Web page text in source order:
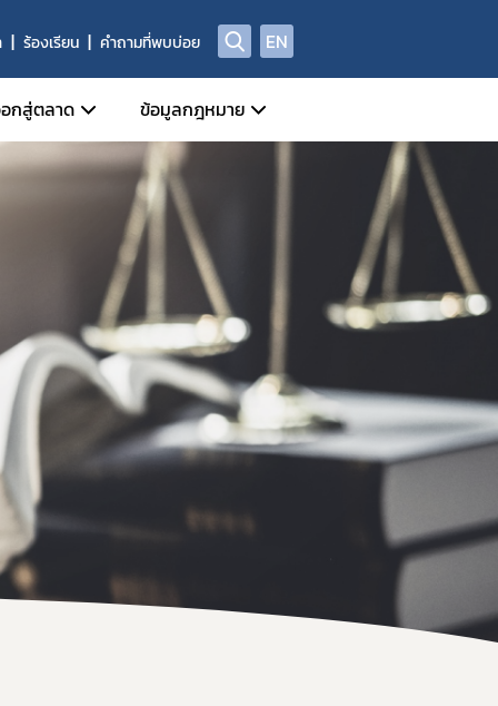
ร้องเรียน คำถามที่พบบ่อย EN
ย (IVD Medical Device)
ทางการแพทย์
กสู่ตลาด
หน้าที่กลุ่มกำกับดูแลหลังออกสู่ตลาด
องผู้ประกอบการด้านเครื่องมือแพทย์
ฑ์ที่ถูกยกเลิก/เพิกถอน
ศรายชื่อหน่วยวิเคราะห์
านความปลอดภัยของเครื่องมือแพทย์
นการผลิต นำเข้า หรือขาย
ข้อมูลกฎหมาย
ข่าวสารเกี่ยวกับกฎหมาย
ประชาพิจารณ์ร่างกฎหมาย
พระราชบัญญัติเครื่องมือแพทย์
กฎกระทรวง
ประกาศกระทรวงสาธารณสุข
ประกาศสำนักงานคณะกรรมการอาหารและยา
ประกาศคณะกรรมการเครื่องมือแพทย์
ระเบียบสำนักงานคณะกรรมการอาหารและยา
คำสั่งสำนักงานคณะกรรมการอาหารและยา